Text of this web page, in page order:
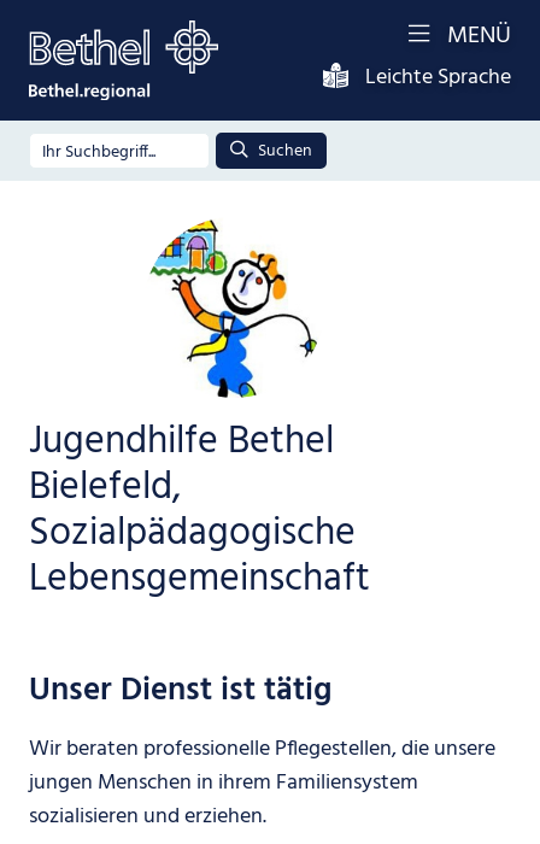
Leichte Sprache
MENÜ
Suchen
Jugendhilfe Bethel
Bielefeld,
Sozialpädagogische
Lebensgemeinschaft
Unser Dienst ist tätig
Wir beraten professionelle Pflegestellen, die unsere
jungen Menschen in ihrem Familiensystem
sozialisieren und erziehen.